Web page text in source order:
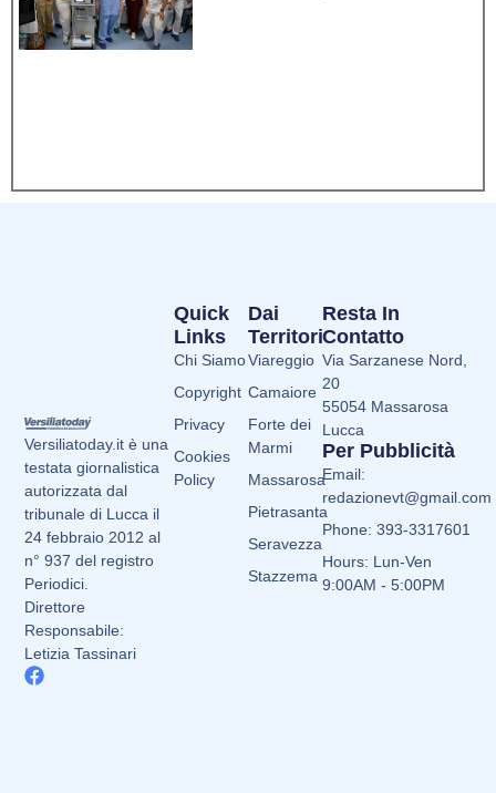
Versiliatoday.it è una
testata giornalistica
autorizzata dal
tribunale di Lucca il
24 febbraio 2012 al
n° 937 del registro
Periodici.
Direttore
Responsabile:
Letizia Tassinari
Dai
Territori
Viareggio
Camaiore
Forte dei
Marmi
Massarosa
Pietrasanta
Seravezza
Stazzema
Quick
Links
Chi Siamo
Copyright
Privacy
Cookies
Policy
Resta In
Contatto
Via Sarzanese Nord,
20
55054 Massarosa
Lucca
Per Pubblicità
Email:
redazionevt@gmail.com
Phone: 393-3317601
Hours: Lun-Ven
9:00AM - 5:00PM